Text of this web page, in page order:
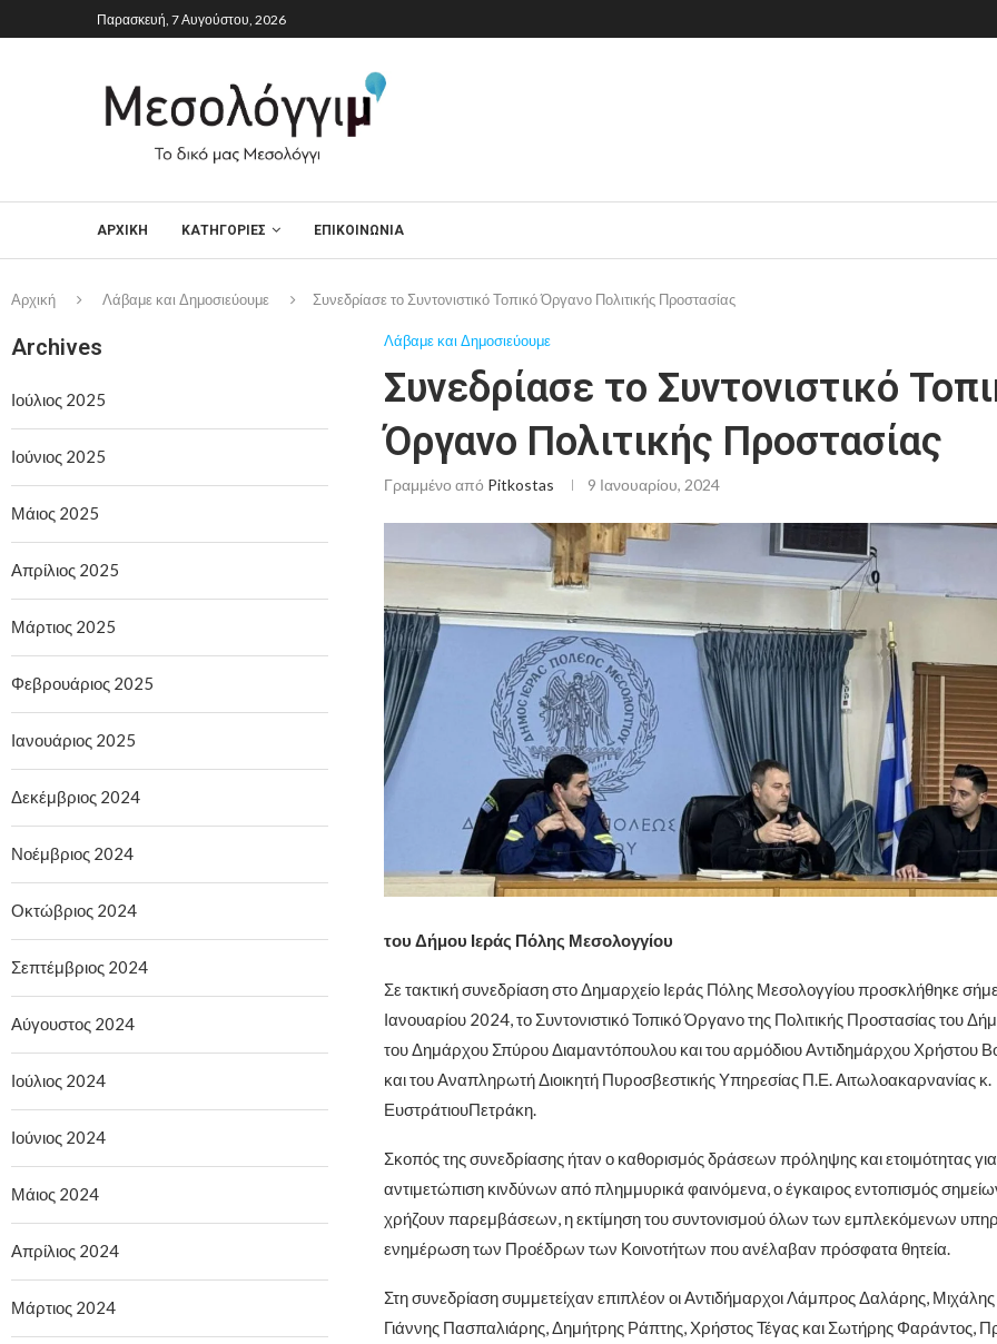
Παρασκευή, 7 Αυγούστου, 2026
ΑΡΧΙΚΉ ΚΑΤΗΓΟΡΙΕΣ ΕΠΙΚΟΙΝΩΝΙΑ
Αρχική Λάβαμε και Δημοσιεύουμε Συνεδρίασε το Συντονιστικό Τοπικό Όργανο Πολιτικής Προστασίας
Λάβαμε και Δημοσιεύουμε
Συνεδρίασε το Συντονιστικό
Όργανο Πολιτικής Προστασίας
Γραμμένο από Pitkostas 9 Ιανουαρίου, 2024
του Δήμου Ιεράς Πόλης Μεσολογγίου
Σε τακτική συνεδρίαση στο Δημαρχείο Ιεράς Πόλης Μεσολογγίου προσκλήθηκε
Ιανουαρίου 2024, το Συντονιστικό Τοπικό Όργανο της Πολιτικής Προστασίας του
του Δημάρχου Σπύρου Διαμαντόπουλου και του αρμόδιου Αντιδημάρχου Χρήστου
και του Αναπληρωτή Διοικητή Πυροσβεστικής Υπηρεσίας Π.Ε. Αιτωλοακαρνανίας κ.
ΕυστράτιουΠετράκη.
Σκοπός της συνεδρίασης ήταν ο καθορισμός δράσεων πρόληψης και ετοιμότητας
αντιμετώπιση κινδύνων από πλημμυρικά φαινόμενα, ο έγκαιρος εντοπισμός
χρήζουν παρεμβάσεων, η εκτίμηση του συντονισμού όλων των εμπλεκόμενων
ενημέρωση των Προέδρων των Κοινοτήτων που ανέλαβαν πρόσφατα θητεία.
Στη συνεδρίαση συμμετείχαν επιπλέον οι Αντιδήμαρχοι Λάμπρος Δαλάρης,
Γιάννης Πασπαλιάρης, Δημήτρης Ράπτης, Χρήστος Τέγας και Σωτήρης Φαράντος,
Archives
Ιούλιος 2025
Ιούνιος 2025
Μάιος 2025
Απρίλιος 2025
Μάρτιος 2025
Φεβρουάριος 2025
Ιανουάριος 2025
Δεκέμβριος 2024
Νοέμβριος 2024
Οκτώβριος 2024
Σεπτέμβριος 2024
Αύγουστος 2024
Ιούλιος 2024
Ιούνιος 2024
Μάιος 2024
Απρίλιος 2024
Μάρτιος 2024